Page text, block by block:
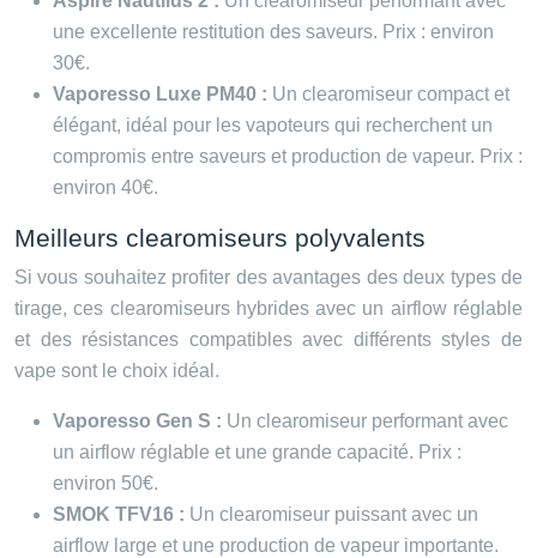
une excellente restitution des saveurs. Prix : environ
30€.
Vaporesso Luxe PM40 : Un clearomiseur compact et
élégant, idéal pour les vapoteurs qui recherchent un
compromis entre saveurs et production de vapeur. Prix :
environ 40€.
Meilleurs clearomiseurs polyvalents
Si vous souhaitez profiter des avantages des deux types de
tirage, ces clearomiseurs hybrides avec un airflow réglable
et des résistances compatibles avec différents styles de
vape sont le choix idéal.
Vaporesso Gen S : Un clearomiseur performant avec
un airflow réglable et une grande capacité. Prix :
environ 50€.
SMOK TFV16 : Un clearomiseur puissant avec un
airflow large et une production de vapeur importante.